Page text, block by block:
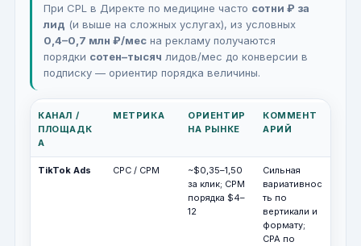
При CPL в Директе по медицине часто сотни ₽ за
лид (и выше на сложных услугах), из условных
0,4–0,7 млн ₽/месна рекламу получаются
порядки сотен–тысяч лидов/мес до конверсии в
подписку — ориентир порядка величины.
КАНАЛ /
ПЛОЩАДК
А
МЕТРИКА
ОРИЕНТИР
НА РЫНКЕ
КОММЕНТ
АРИЙ
TikTok Ads CPC / CPM
~$0,35–1,50
за клик; CPM
порядка $4–
12
Сильная
вариативнос
ть по
вертикали и
формату;
CPA по